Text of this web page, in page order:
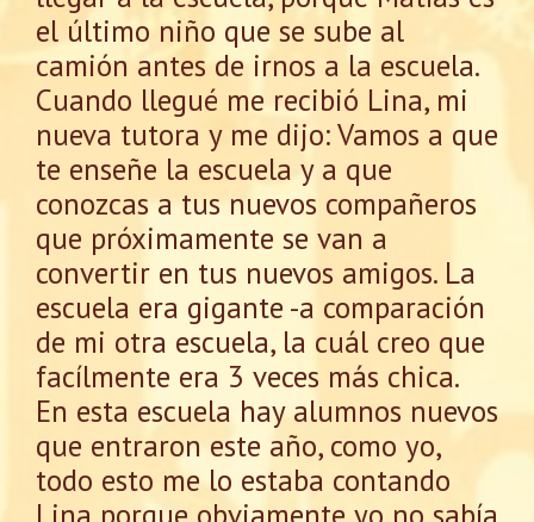
el último niño que se sube al
camión antes de irnos a la escuela.
Cuando llegué me recibió Lina, mi
nueva tutora y me dijo: Vamos a que
te enseñe la escuela y a que
conozcas a tus nuevos compañeros
que próximamente se van a
convertir en tus nuevos amigos. La
escuela era gigante -a comparación
de mi otra escuela, la cuál creo que
facílmente era 3 veces más chica.
En esta escuela hay alumnos nuevos
que entraron este año, como yo,
todo esto me lo estaba contando